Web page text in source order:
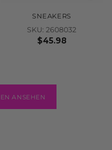
SNEAKERS
SKU: 2608032
$45.98
ANSEHEN